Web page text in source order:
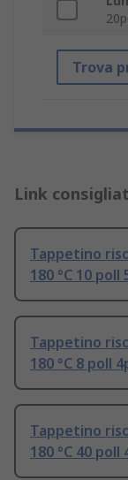
Trova
Link
Tappetino
180 °C 10 poll
Tappetino
180 °C 8 poll
Tappetino
180 °C 40 poll